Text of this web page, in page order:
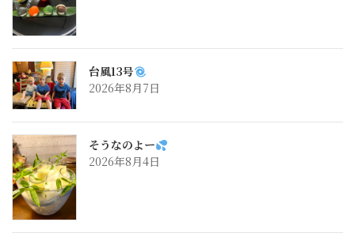
台風13号
2026年8月7日
そうなのよー
2026年8月4日